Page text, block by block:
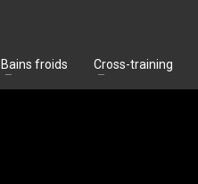
Bains froids Cross-training